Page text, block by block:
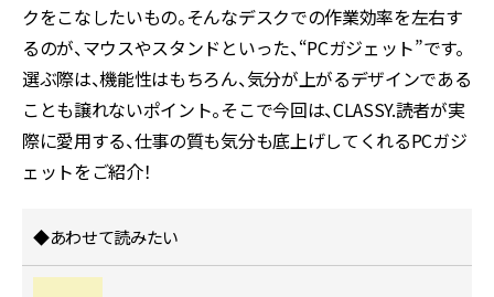
クをこなしたいもの。そんなデスクでの作業効率を左右す
るのが、マウスやスタンドといった、“PCガジェット”です。
選ぶ際は、機能性はもちろん、気分が上がるデザインである
ことも譲れないポイント。そこで今回は、CLASSY.読者が実
際に愛用する、仕事の質も気分も底上げしてくれるPCガジ
ェットをご紹介！
◆あわせて読みたい